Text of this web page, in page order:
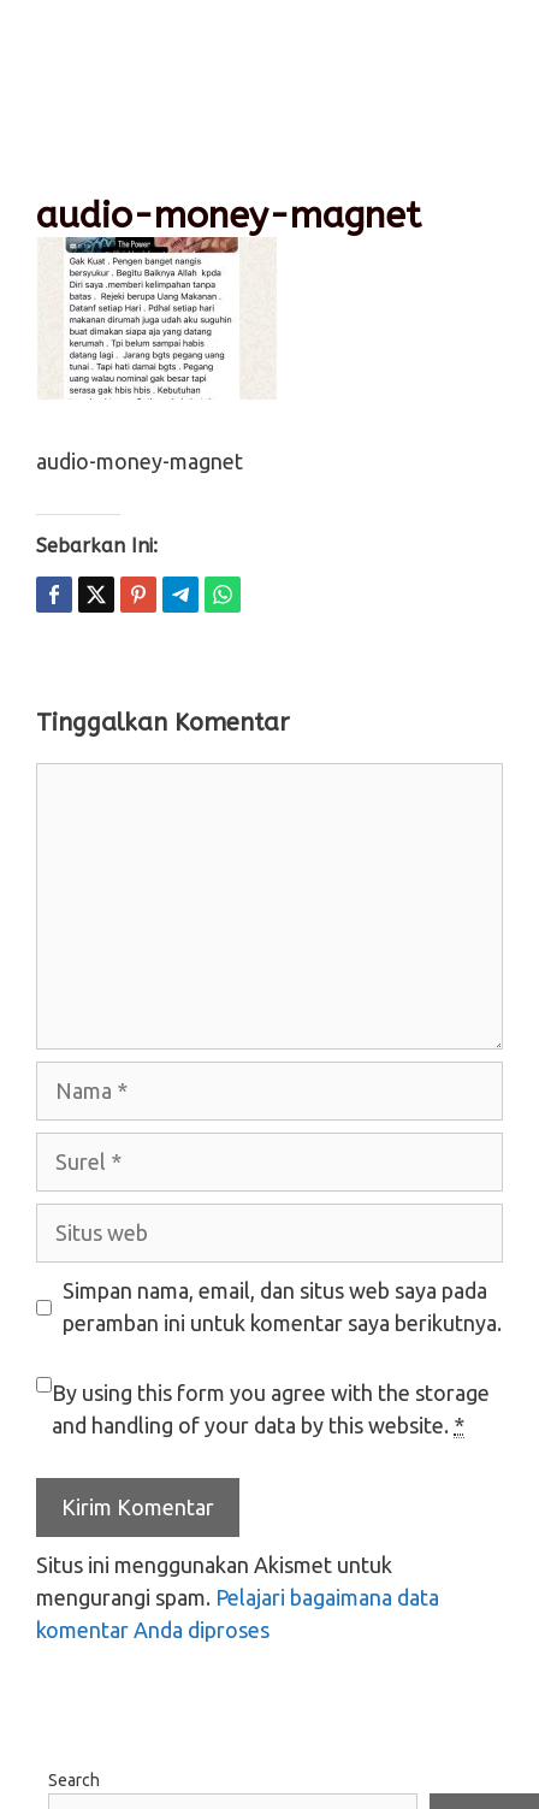
audio-money-magnet
audio-money-magnet
Sebarkan Ini:
Tinggalkan Komentar
Situs
Simpan nama, email, dan situs web saya pada
peramban ini untuk komentar saya berikutnya.
By using this form you agree with the storage
and handling of your data by this website. *
Situs ini menggunakan Akismet untuk
mengurangi spam. Pelajari bagaimana data
komentar Anda diproses
Search